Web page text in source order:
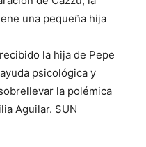
una pequeña hija
la hija de Pepe
psicológica y
la polémica
Aguilar. SUN